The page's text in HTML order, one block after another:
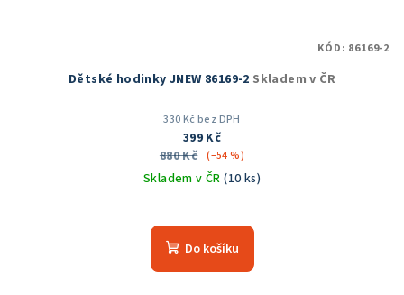
Dětské hodinky JNEW 86169-2 Skladem v ČR
330 Kč bez DPH
399 Kč
880 Kč (–54 %)
Skladem v ČR(10 ks)
Do košíku
KÓD: 86169-2